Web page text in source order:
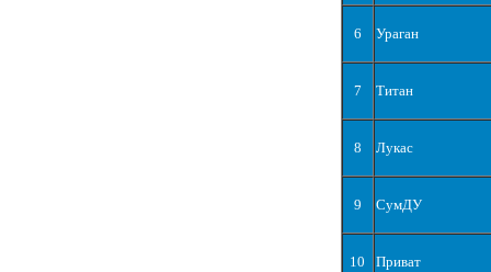
6 Ураган
7 Титан
8 Лукас
9 СумДУ
10 Приват